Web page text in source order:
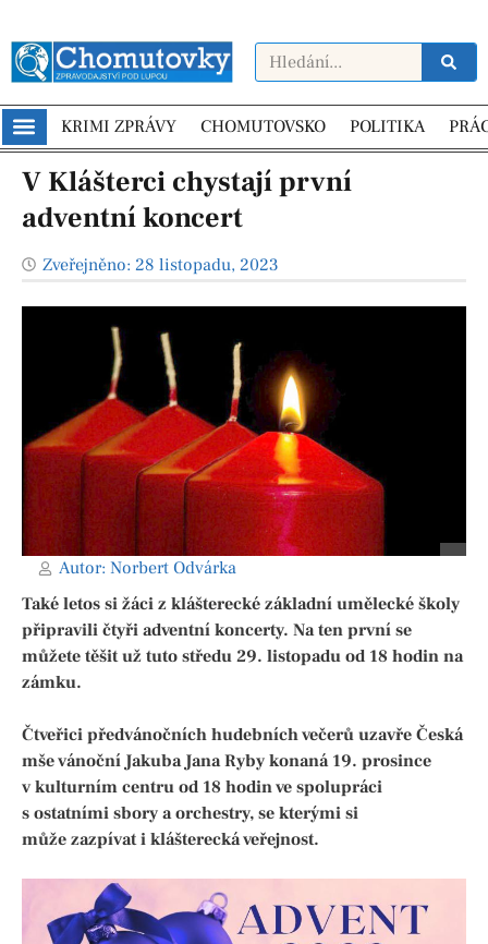
KRIMI ZPRÁVY CHOMUTOVSKO POLITIKA
V Klášterci chystají první
adventní koncert
Zveřejněno: 28 listopadu, 2023
Autor: Norbert Odvárka
Také letos si žáci z klášterecké základní umělecké školy
připravili čtyři adventní koncerty. Na ten první se
můžete těšit už tuto středu 29. listopadu od 18 hodin na
zámku.
Čtveřici předvánočních hudebních večerů uzavře Česká
mše vánoční Jakuba Jana Ryby konaná 19. prosince
v kulturním centru od 18 hodin ve spolupráci
s ostatními sbory a orchestry, se kterými si
může zazpívat i klášterecká veřejnost.